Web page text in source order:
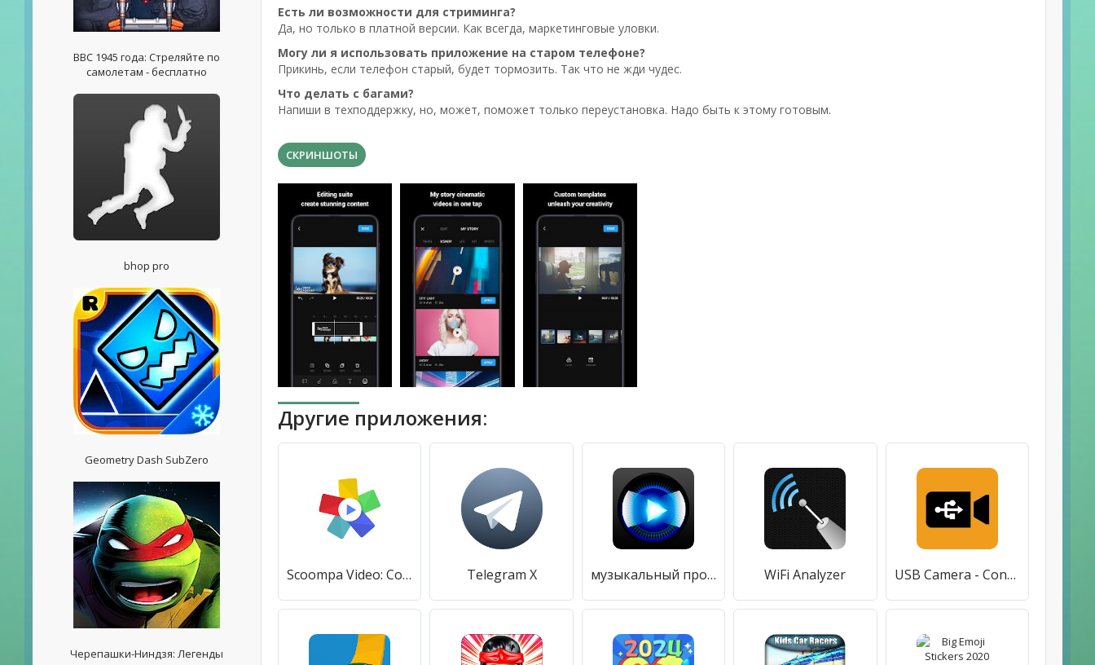
ВВС 1945 года: Стреляйте по
самолетам - бесплатно
bhop pro
Geometry Dash SubZero
Черепашки-Ниндзя: Легенды
Есть ли возможности для стриминга?
Да, но только в платной версии. Как всегда, маркетинговые уловки.
Могу ли я использовать приложение на старом телефоне?
Прикинь, если телефон старый, будет тормозить. Так что не жди чудес.
Что делать с багами?
Напиши в техподдержку, но, может, поможет только переустановка. Надо быть к этому готовым.
СКРИНШОТЫ
Другие приложения:
Scoompa Video: Создатель слайд-шоу и видеоредактор Telegram X музыкальный проигрыватель WiFi Analyzer USB Camera - Connect EasyCap or USB WebCam